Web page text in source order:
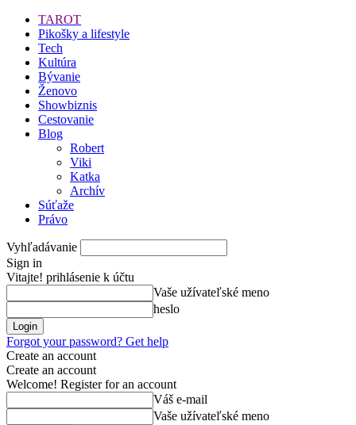
TAROT
Pikošky a lifestyle
Tech
Kultúra
Bývanie
Ženovo
Showbiznis
Cestovanie
Blog
Robert
Viki
Katka
Archív
Súťaže
Právo
Vyhľadávanie
Sign in
Vitajte! prihlásenie k účtu
Vaše užívateľské meno
heslo
Forgot your password? Get help
Create an account
Create an account
Welcome! Register for an account
Váš e-mail
Vaše užívateľské meno